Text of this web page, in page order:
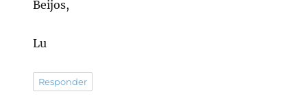
Beijos,
Lu
Responder